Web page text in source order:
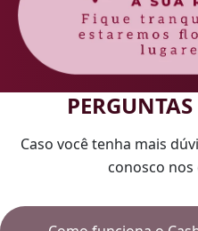
Caso você tenha mais
conosco nos